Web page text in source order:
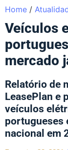
Home /
Veículos
mercado
Relatório de
LeasePlan e
veículos
portugueses
nacional em